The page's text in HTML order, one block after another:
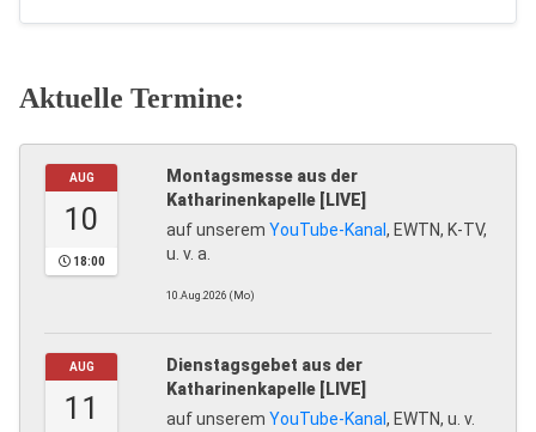
Aktuelle Termine:
AUG
10
18:00
Montagsmesse aus der
Katharinenkapelle [LIVE]
auf unserem YouTube-Kanal, EWTN, K-TV,
u. v. a.
10.Aug.2026 (Mo)
AUG
11
Dienstagsgebet aus der
Katharinenkapelle [LIVE]
auf unserem YouTube-Kanal, EWTN, u. v.